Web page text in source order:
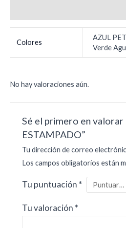
Colores
AZUL
Verde
No hay valoraciones aún.
Sé el primero en valorar
ESTAMPADO”
Tu dirección de correo
Los campos obligatorios están
Tu puntuación *
Tu valoración *